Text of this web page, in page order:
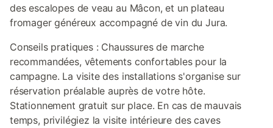
des escalopes de veau au Mâcon, et un plateau
fromager généreux accompagné de vin du Jura.
Conseils pratiques : Chaussures de marche
recommandées, vêtements confortables pour la
campagne. La visite des installations s'organise sur
réservation préalable auprès de votre hôte.
Stationnement gratuit sur place. En cas de mauvais
temps, privilégiez la visite intérieure des caves